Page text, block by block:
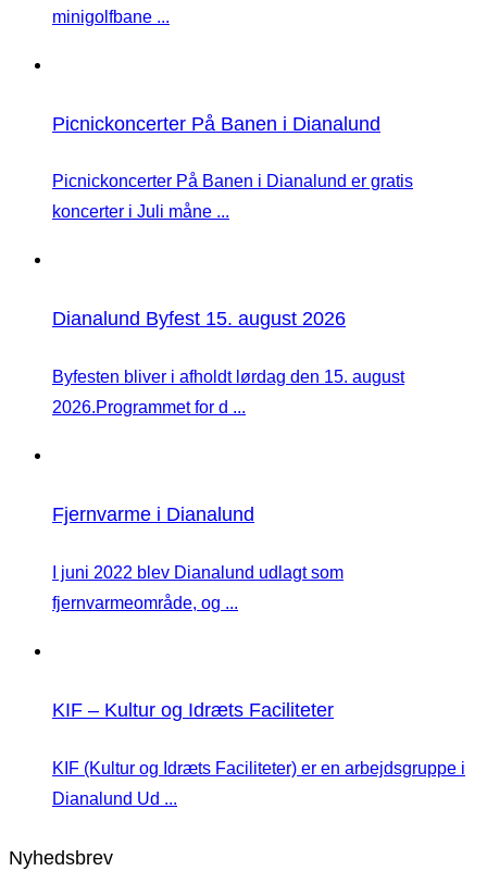
minigolfbane ...
Picnickoncerter På Banen i Dianalund
Picnickoncerter På Banen i Dianalund er gratis
koncerter i Juli måne ...
Dianalund Byfest 15. august 2026
Byfesten bliver i afholdt lørdag den 15. august
2026.Programmet for d ...
Fjernvarme i Dianalund
I juni 2022 blev Dianalund udlagt som
fjernvarmeområde, og ...
KIF – Kultur og Idræts Faciliteter
KIF (Kultur og Idræts Faciliteter) er en arbejdsgruppe i
Dianalund Ud ...
Nyhedsbrev